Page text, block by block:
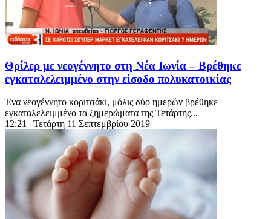
Θρίλερ με νεογέννητο στη Νέα Ιωνία – Βρέθηκε
εγκαταλελειμμένο στην είσοδο πολυκατοικίας
Ένα νεογέννητο κοριτσάκι, μόλις δύο ημερών βρέθηκε
εγκαταλελειμμένο τα ξημερώματα της Τετάρτης...
12:21 | Τετάρτη 11 Σεπτεμβρίου 2019